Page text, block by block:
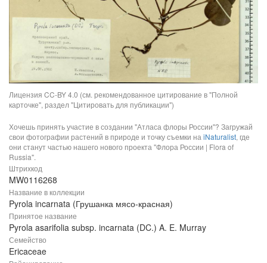
Лицензия CC-BY 4.0 (см. рекомендованное цитирование в "Полной
карточке", раздел "Цитировать для публикации")
Хочешь принять участие в создании "Атласа флоры России"? Загружай
свои фотографии растений в природе и точку съемки на iNaturalist, где
они станут частью нашего нового проекта "Флора России | Flora of
Russia".
Штрихкод
MW0116268
Название в коллекции
Pyrola incarnata (Грушанка мясо-красная)
Принятое название
Pyrola asarifolia subsp. incarnata (DC.) A. E. Murray
Семейство
Ericaceae